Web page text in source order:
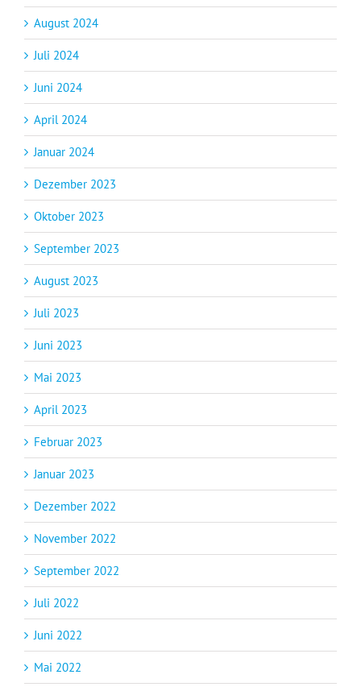
August 2024
Juli 2024
Juni 2024
April 2024
Januar 2024
Dezember 2023
Oktober 2023
September 2023
August 2023
Juli 2023
Juni 2023
Mai 2023
April 2023
Februar 2023
Januar 2023
Dezember 2022
November 2022
September 2022
Juli 2022
Juni 2022
Mai 2022